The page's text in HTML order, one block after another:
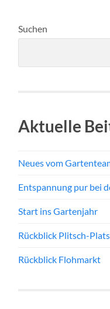
Suchen
Aktuelle
Neues vom
Entspannung pur bei
Start ins Gartenjahr
Rückblick Plitsch-
Rückblick Flohmarkt